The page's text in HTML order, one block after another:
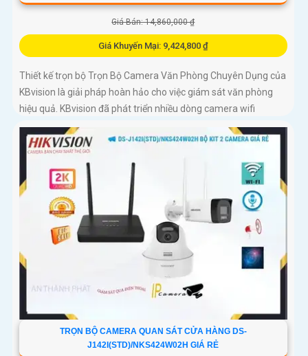
Giá Bán: 14,860,000 ₫
Giá Khuyến Mại: 9,424,800 ₫
Thiết kế trọn bộ Trọn Bộ Camera Văn Phòng Chuyên Dụng của
KBvision là giải pháp hoàn hảo cho việc giám sát văn phòng
hiệu quả. KBvision đã phát triển nhiều dòng camera wifi
thông...
TRỌN BỘ CAMERA QUAN SÁT CỬA HÀNG DS-
J142I(STD)/NKS424W02H GIÁ RẺ